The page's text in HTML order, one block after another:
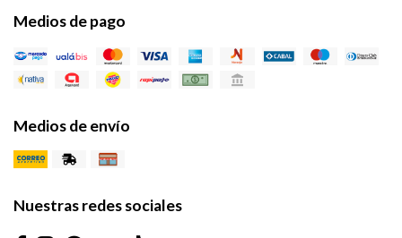
Medios de pago
Medios de envío
Nuestras redes sociales